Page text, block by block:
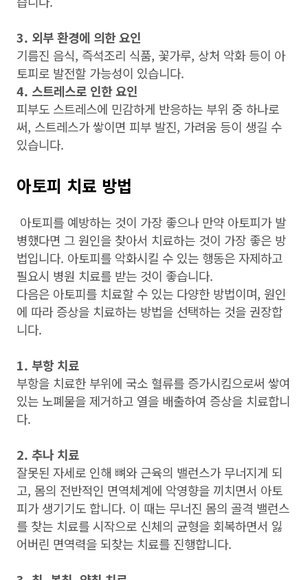
3. 외부 환경에 의한 요인
기름진 음식, 즉석조리 식품, 꽃가루, 상처 악화 등이 아
토피로 발전할 가능성이 있습니다.
4. 스트레스로 인한 요인
피부도 스트레스에 민감하게 반응하는 부위 중 하나로
써, 스트레스가 쌓이면 피부 발진, 가려움 등이 생길 수
있습니다.
아토피 치료 방법
아토피를 예방하는 것이 가장 좋으나 만약 아토피가 발
병했다면 그 원인을 찾아서 치료하는 것이 가장 좋은 방
법입니다. 아토피를 악화시킬 수 있는 행동은 자제하고
필요시 병원 치료를 받는 것이 좋습니다.
다음은 아토피를 치료할 수 있는 다양한 방법이며, 원인
에 따라 증상을 치료하는 방법을 선택하는 것을 권장합
니다.
1. 부항 치료
부항을 치료한 부위에 국소 혈류를 증가시킴으로써 쌓여
있는 노폐물을 제거하고 열을 배출하여 증상을 치료합니
다.
2. 추나 치료
잘못된 자세로 인해 뼈와 근육의 밸런스가 무너지게 되
고, 몸의 전반적인 면역체계에 악영향을 끼치면서 아토
피가 생기기도 합니다. 이 때는 무너진 몸의 골격 밸런스
를 찾는 치료를 시작으로 신체의 균형을 회복하면서 잃
어버린 면역력을 되찾는 치료를 진행합니다.